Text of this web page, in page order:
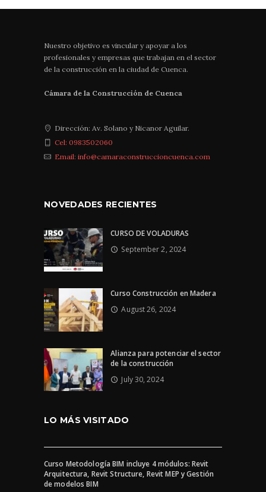
Nuestro objetivo es vincular y apoyar a los
profesionales y empresas que trabajan en el sector
de la construcción en la ciudad de Cuenca.
Cámara de la Construcción de Cuenca
Dirección: Av. Solano y Nicanor Aguilar.
Cel: 0983502060
Email: info@camaraconstruccioncuenca.com
NOVEDADES RECIENTES
CURSO DE VOLADURAS
September 2, 2024
Curso Construcción en Madera
August 26, 2024
Alianza para potenciar el sector
de la construcción
July 30, 2024
LO MÁS VISITADO
Curso Metodología BIM incluye 4 módulos: Revit
Arquitectura, Revit Structure, Revit MEP y Gestión
de modelos BIM